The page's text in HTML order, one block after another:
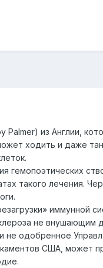
из Англии,
ходить и даже
гемопоэтических
такого лечения.
иммунной
не внушающим
не одобренное
США, может